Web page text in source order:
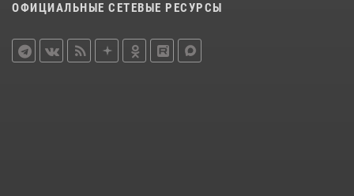
ОФИЦИАЛЬНЫЕ СЕТЕВЫЕ РЕСУРСЫ